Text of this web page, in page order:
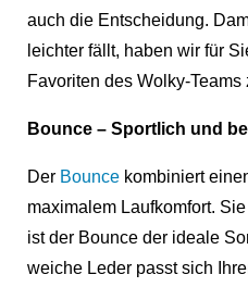
auch die Entscheidung.
leichter fällt, haben wir für
Favoriten des Wolky-
Bounce – Sportlich und
Der Bounce kombiniert
maximalem Laufkomfort.
ist der Bounce der ideale
weiche Leder passt sich